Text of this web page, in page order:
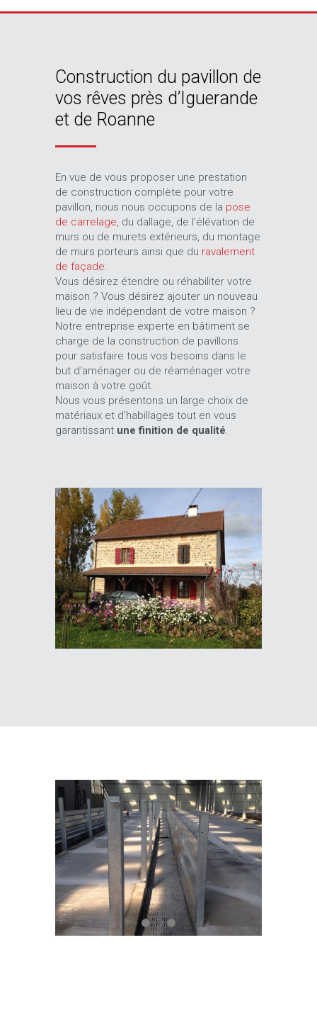
Construction du pavillon de
vos rêves près d’Iguerande
et de Roanne
En vue de vous proposer une prestation
de construction complète pour votre
pavillon, nous nous occupons de la pose
de carrelage, du dallage, de l’élévation de
murs ou de murets extérieurs, du montage
de murs porteurs ainsi que du ravalement
de façade.
Vous désirez étendre ou réhabiliter votre
maison ? Vous désirez ajouter un nouveau
lieu de vie indépendant de votre maison ?
Notre entreprise experte en bâtiment se
charge de la construction de pavillons
pour satisfaire tous vos besoins dans le
but d’aménager ou de réaménager votre
maison à votre goût.
Nous vous présentons un large choix de
matériaux et d’habillages tout en vous
garantissant une finition de qualité.